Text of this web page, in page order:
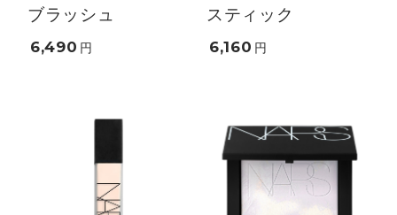
ブラッシュ
6,490 円
スティック
6,160 円